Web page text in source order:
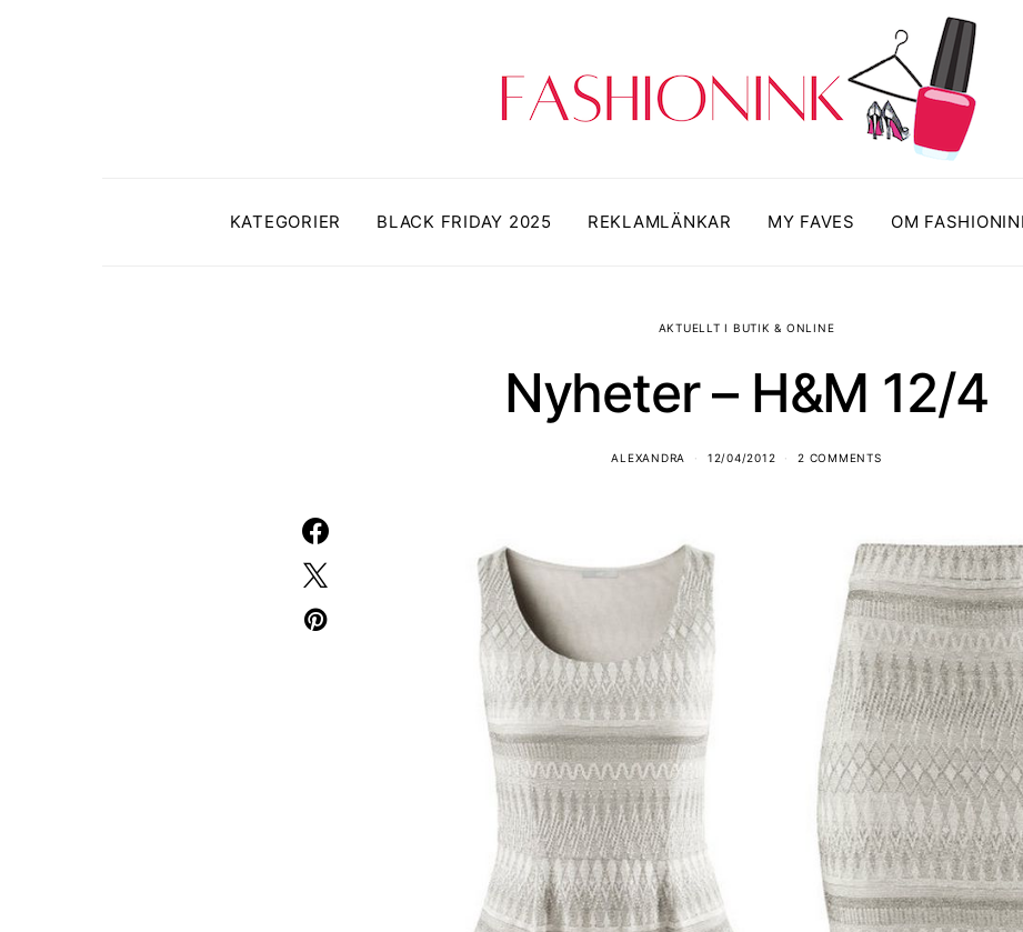
KATEGORIER BLACK FRIDAY 2025 REKLAMLÄNKAR MY FAVES OM
AKTUELLT I BUTIK & ONLINE
Nyheter – H&M 12/4
ALEXANDRA 12/04/2012 2 COMMENTS